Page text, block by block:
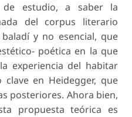
estudio, a saber la
del corpus literario
y no esencial, que
poética en la que
experiencia del habitar
en Heidegger, que
posteriores. Ahora bien,
propuesta teórica es